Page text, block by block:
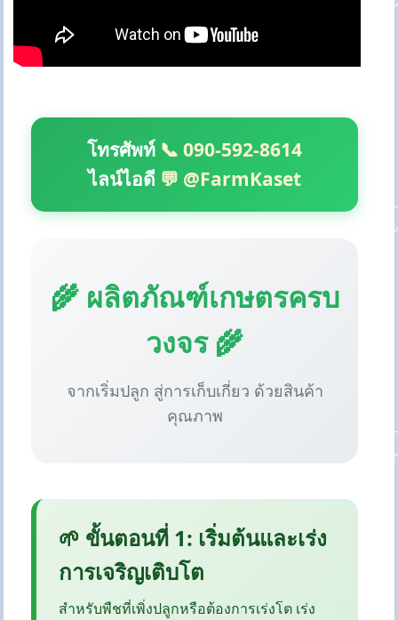
โทรศัพท์ 📞 090-592-8614
ไลน์ไอดี 💬 @FarmKaset
🌾 ผลิตภัณฑ์เกษตรครบ
วงจร 🌾
จากเริ่มปลูก สู่การเก็บเกี่ยว ด้วยสินค้า
คุณภาพ
🌱 ขั้นตอนที่ 1: เริ่มต้นและเร่ง
การเจริญเติบโต
สำหรับพืชที่เพิ่งปลูกหรือต้องการเร่งโต เร่ง